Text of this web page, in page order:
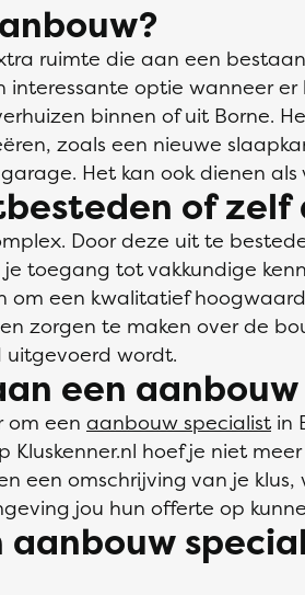
ruimte die aan een
interessante optie wanneer
binnen of uit Borne.
zoals een nieuwe
Het kan ook dienen
of zelf
Door deze uit te
toegang tot vakkundige
om een kwalitatief
zorgen te maken over de
wordt.
een
om een aanbouw specialist in
Kluskenner.nl hoef je niet
een omschrijving van je
jou hun offerte op
aanbouw